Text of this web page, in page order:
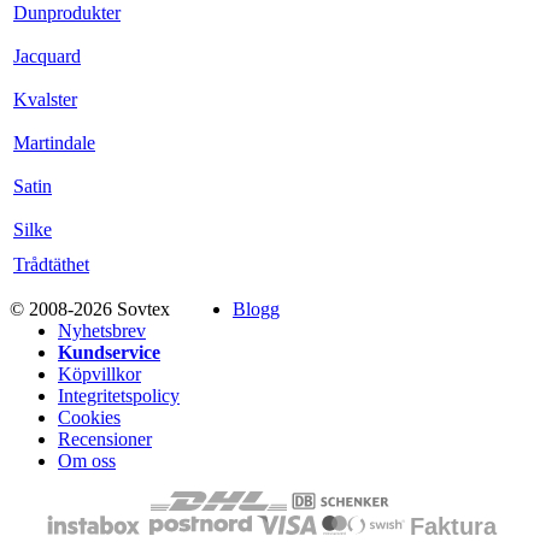
Dunprodukter
Jacquard
Kvalster
Martindale
Satin
Silke
Trådtäthet
© 2008-2026 Sovtex
Blogg
Nyhetsbrev
Kundservice
Köpvillkor
Integritetspolicy
Cookies
Recensioner
Om oss